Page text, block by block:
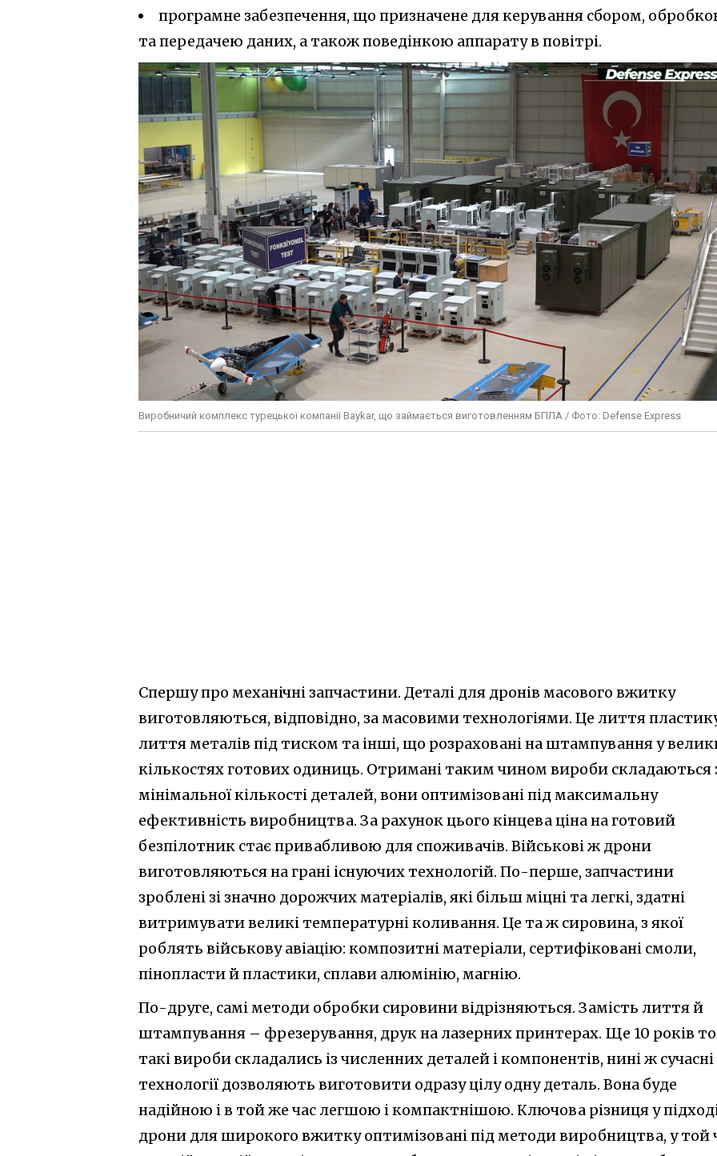
програмне забезпечення, що призначене для керування сбором,
та передачею даних, а також поведінкою аппарату в повітрі.
Виробничий комплекс турецької компанії Baykar, що займається виготовленням БПЛА / Фото: Defense Express
Спершу про механічні запчастини. Деталі для дронів масового вжитку
виготовляються, відповідно, за масовими технологіями. Це лиття
лиття металів під тиском та інші, що розраховані на штампування у
кількостях готових одиниць. Отримані таким чином вироби складаються
мінімальної кількості деталей, вони оптимізовані під максимальну
ефективність виробництва. За рахунок цього кінцева ціна на готовий
безпілотник стає привабливою для споживачів. Військові ж дрони
виготовляються на грані існуючих технологій. По-перше, запчастини
зроблені зі значно дорожчих матеріалів, які більш міцні та легкі, здатні
витримувати великі температурні коливання. Це та ж сировина, з якої
роблять військову авіацію: композитні матеріали, сертифіковані смоли,
пінопласти й пластики, сплави алюмінію, магнію.
По-друге, самі методи обробки сировини відрізняються. Замість лиття й
штампування – фрезерування, друк на лазерних принтерах. Ще 10 років
такі вироби складались із численних деталей і компонентів, нині ж сучасні
технології дозволяють виготовити одразу цілу одну деталь. Вона буде
надійною і в той же час легшою і компактнішою. Ключова різниця у
дрони для широкого вжитку оптимізовані під методи виробництва, у той